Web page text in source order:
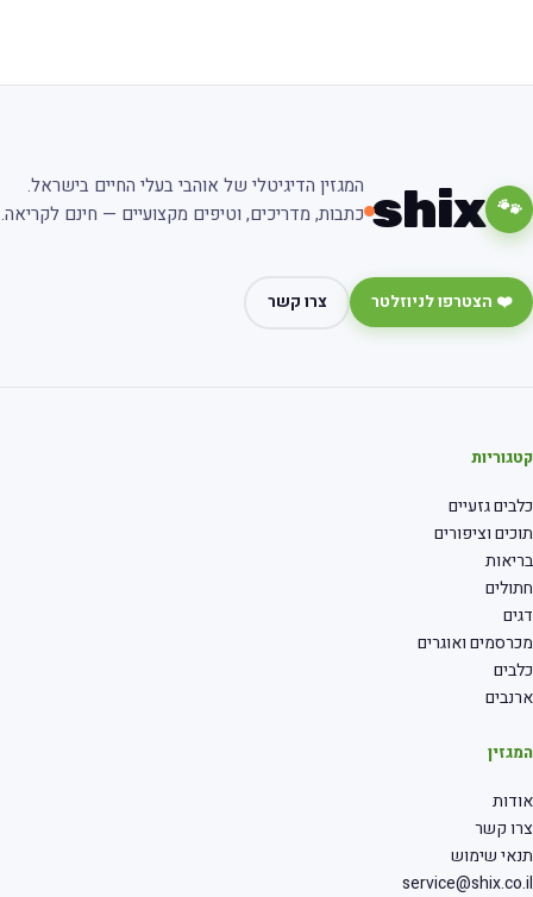
🐾
shix
המגזין הדיגיטלי של אוהבי בעלי החיים בישראל.
כתבות, מדריכים, וטיפים מקצועיים — חינם לקריאה.
❤️ הצטרפו לניוזלטר צרו קשר
גזעיים
וציפורים
ואוגרים
קשר
שימוש